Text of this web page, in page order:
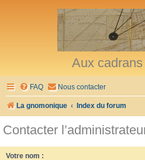
Aux
FAQ Nous contacter
La gnomonique Index du forum
Contacter
Votre nom :